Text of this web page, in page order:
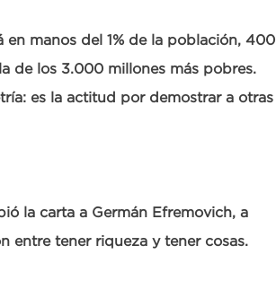
manos del 1% de la población, 400
de los 3.000 millones más pobres.
es la actitud por demostrar a otras
la carta a Germán Efremovich, a
entre tener riqueza y tener cosas.